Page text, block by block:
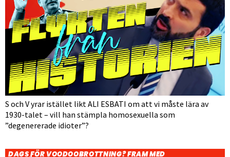
S och V yrar istället likt ALI ESBATI om att vi måste lära av
1930-talet – vill han stämpla homosexuella som
”degenererade idioter”?
DAGS FÖR VOODOOBROTTNING? FRAM MED